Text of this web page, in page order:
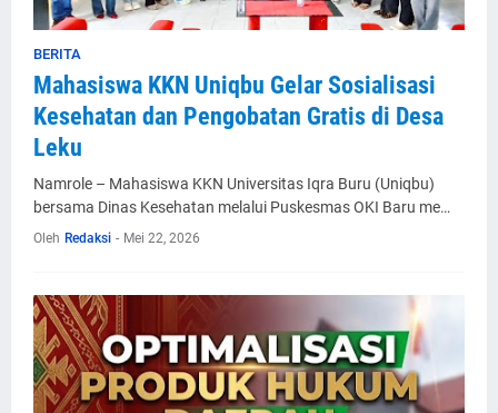
BERITA
Mahasiswa KKN Uniqbu Gelar Sosialisasi
Kesehatan dan Pengobatan Gratis di Desa
Leku
Namrole – Mahasiswa KKN Universitas Iqra Buru (Uniqbu)
bersama Dinas Kesehatan melalui Puskesmas OKI Baru me…
Oleh Redaksi - Mei 22, 2026